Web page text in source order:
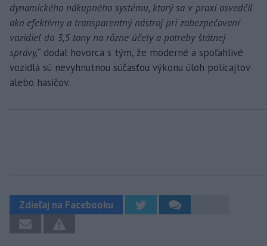
dynamického nákupného systému, ktorý sa v praxi osvedčil
ako efektívny a transparentný nástroj pri zabezpečovaní
vozidiel do 3,5 tony na rôzne účely a potreby štátnej
správy,“ dodal hovorca s tým, že moderné a spoľahlivé
vozidlá sú nevyhnutnou súčasťou výkonu úloh policajtov
alebo hasičov.
Zdieľaj na Facebooku